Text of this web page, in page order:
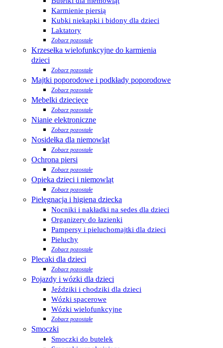
Karmienie piersią
Kubki niekapki i bidony dla dzieci
Laktatory
Zobacz pozostałe
Krzesełka wielofunkcyjne do karmienia
dzieci
Zobacz pozostałe
Majtki poporodowe i podkłady poporodowe
Zobacz pozostałe
Mebelki dziecięce
Zobacz pozostałe
Nianie elektroniczne
Zobacz pozostałe
Nosidełka dla niemowląt
Zobacz pozostałe
Ochrona piersi
Zobacz pozostałe
Opieka dzieci i niemowląt
Zobacz pozostałe
Pielęgnacja i higiena dziecka
Nocniki i nakładki na sedes dla dzieci
Organizery do łazienki
Pampersy i pieluchomajtki dla dzieci
Pieluchy
Zobacz pozostałe
Plecaki dla dzieci
Zobacz pozostałe
Pojazdy i wózki dla dzieci
Jeździki i chodziki dla dzieci
Wózki spacerowe
Wózki wielofunkcyjne
Zobacz pozostałe
Smoczki
Smoczki do butelek